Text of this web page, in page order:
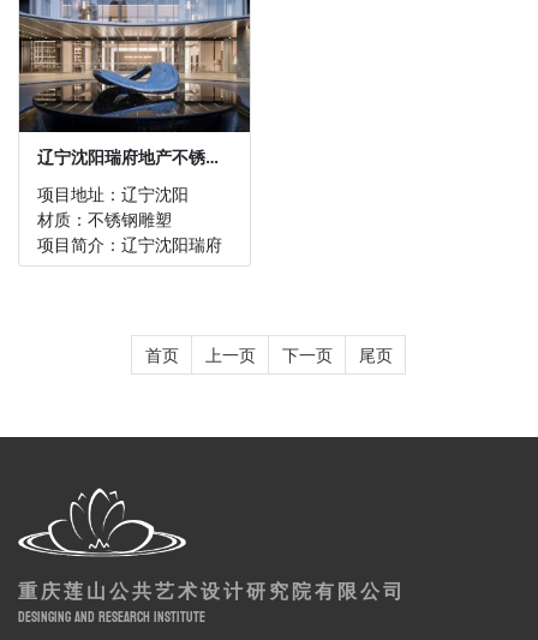
辽宁沈阳瑞府地产不锈钢镜...
项目地址：辽宁沈阳
材质：不锈钢雕塑
项目简介：辽宁沈阳瑞府
地产不锈钢镜面雕塑
首页 上一页 下一页 尾页
重庆莲山公共艺术设计研究院有限公司
DESINGING AND RESEARCH INSTITUTE